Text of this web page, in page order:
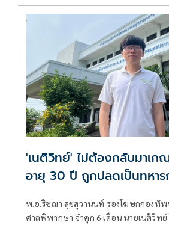
'เนติวิทย์' ไม่ต้องกลับมาเก
อายุ 30 ปี ถูกปลดเป็นทหา
พ.อ.ริชฌา สุขสุวานนท์ รองโฆษกกองทัพ
ศาลพิพากษา จำคุก 6 เดือน นายเนติวิท